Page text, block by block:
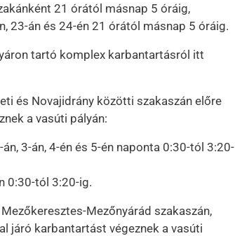
21 órától másnap 5 óráig,
23-án és 24-én 21 órától másnap 5 óráig.
tartó komplex karbantartásról itt
és Novajidrány közötti szakaszán előre
a vasúti pályán:
3-án, 4-én és 5-én naponta 0:30-tól 3:20-
0:30-tól 3:20-ig.
Mezőnyárád szakaszán,
járó karbantartást végeznek a vasúti